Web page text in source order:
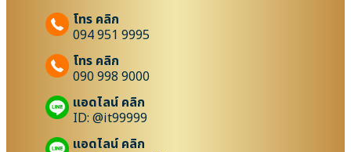
โทร คลิก
094 951 9995
โทร คลิก
090 998 9000
แอดไลน์ คลิก
ID: @it99999
แอดไลน์ คลิก